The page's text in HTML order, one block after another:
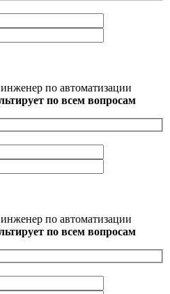
по автоматизации
по всем вопросам
по автоматизации
по всем вопросам